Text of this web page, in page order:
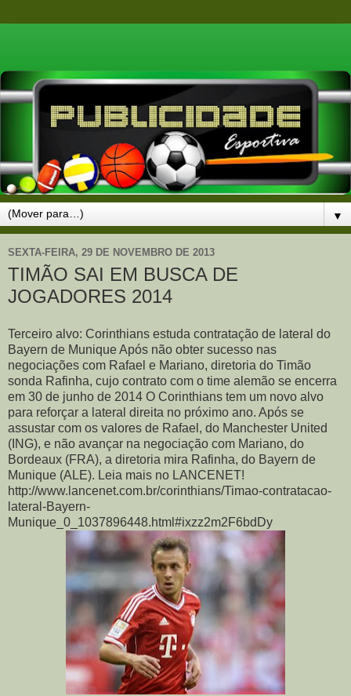
▼
SEXTA-FEIRA, 29 DE NOVEMBRO DE 2013
TIMÃO SAI EM BUSCA DE
JOGADORES 2014
Terceiro alvo: Corinthians estuda contratação de lateral do
Bayern de Munique Após não obter sucesso nas
negociações com Rafael e Mariano, diretoria do Timão
sonda Rafinha, cujo contrato com o time alemão se encerra
em 30 de junho de 2014 O Corinthians tem um novo alvo
para reforçar a lateral direita no próximo ano. Após se
assustar com os valores de Rafael, do Manchester United
(ING), e não avançar na negociação com Mariano, do
Bordeaux (FRA), a diretoria mira Rafinha, do Bayern de
Munique (ALE). Leia mais no LANCENET!
http://www.lancenet.com.br/corinthians/Timao-contratacao-
lateral-Bayern-
Munique_0_1037896448.html#ixzz2m2F6bdDy